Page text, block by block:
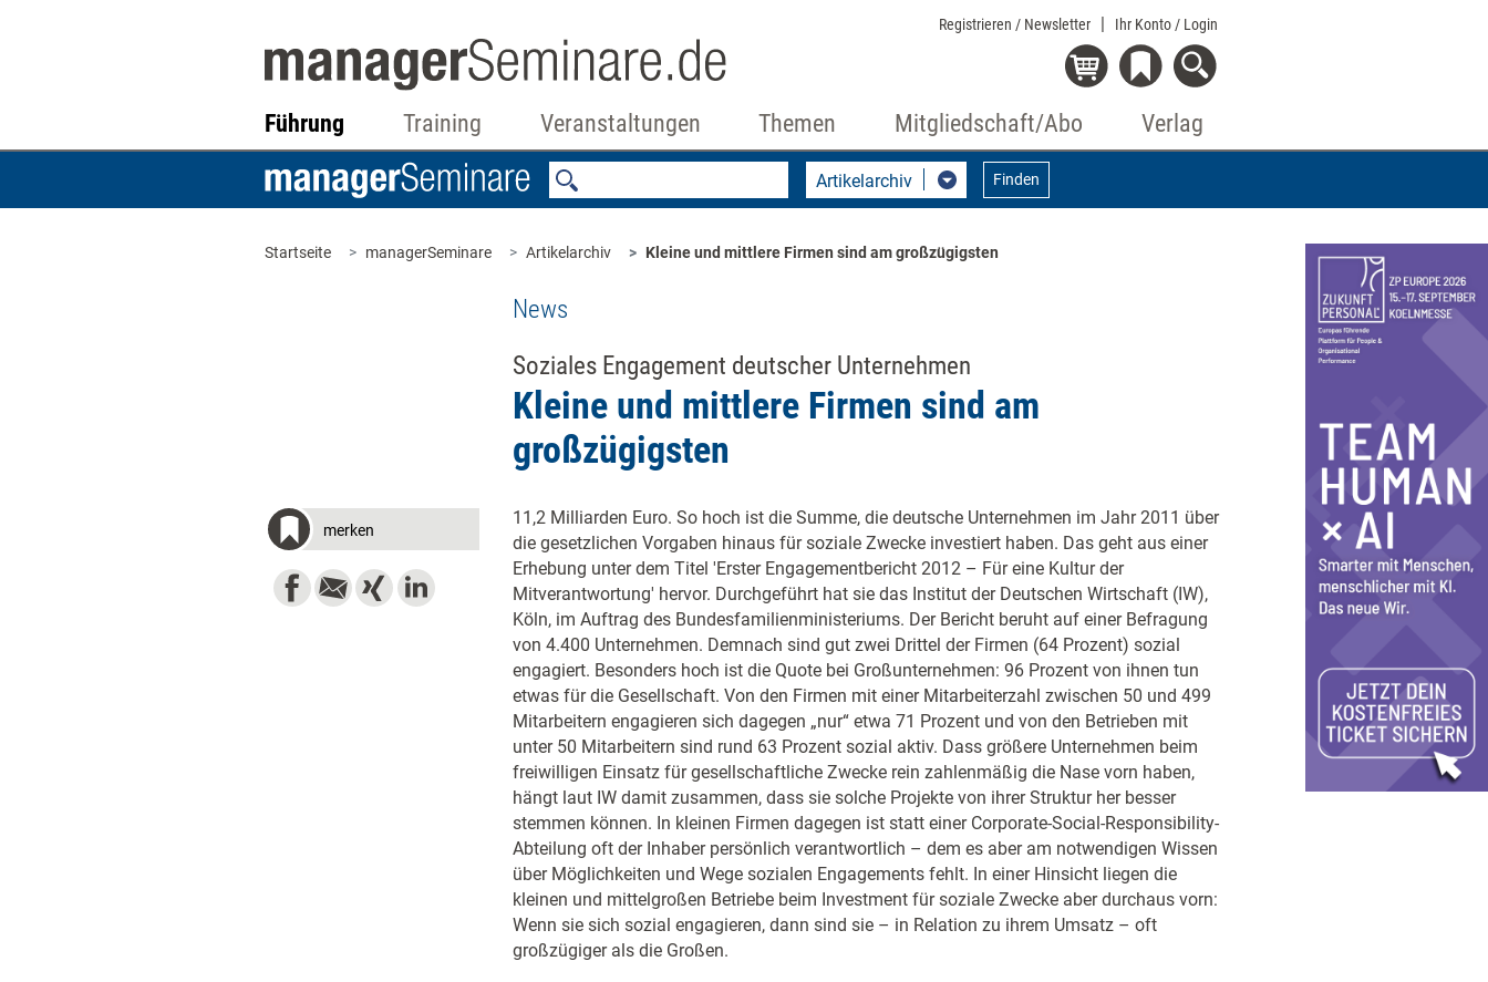
Registrieren / Newsletter Ihr Konto / Login
Führung Training Veranstaltungen Themen Mitgliedschaft/Abo Verlag
Artikelarchiv Finden
Startseite managerSeminare Artikelarchiv Kleine und mittlere Firmen sind am großzügigsten
News
Soziales Engagement deutscher Unternehmen
Kleine und mittlere Firmen sind am
großzügigsten
merken
11,2 Milliarden Euro. So hoch ist die Summe, die deutsche Unternehmen im Jahr 2011 über
die gesetzlichen Vorgaben hinaus für soziale Zwecke investiert haben. Das geht aus einer
Erhebung unter dem Titel 'Erster Engagementbericht 2012 – Für eine Kultur der
Mitverantwortung' hervor. Durchgeführt hat sie das Institut der Deutschen Wirtschaft (IW),
Köln, im Auftrag des Bundesfamilienministeriums. Der Bericht beruht auf einer Befragung
von 4.400 Unternehmen. Demnach sind gut zwei Drittel der Firmen (64 Prozent) sozial
engagiert. Besonders hoch ist die Quote bei Großunternehmen: 96 Prozent von ihnen tun
etwas für die Gesellschaft. Von den Firmen mit einer Mitarbeiterzahl zwischen 50 und 499
Mitarbeitern engagieren sich dagegen „nur“ etwa 71 Prozent und von den Betrieben mit
unter 50 Mitarbeitern sind rund 63 Prozent sozial aktiv. Dass größere Unternehmen beim
freiwilligen Einsatz für gesellschaftliche Zwecke rein zahlenmäßig die Nase vorn haben,
hängt laut IW damit zusammen, dass sie solche Projekte von ihrer Struktur her besser
stemmen können. In kleinen Firmen dagegen ist statt einer Corporate-Social-Responsibility-
Abteilung oft der Inhaber persönlich verantwortlich – dem es aber am notwendigen Wissen
über Möglichkeiten und Wege sozialen Engagements fehlt. In einer Hinsicht liegen die
kleinen und mittelgroßen Betriebe beim Investment für soziale Zwecke aber durchaus vorn:
Wenn sie sich sozial engagieren, dann sind sie – in Relation zu ihrem Umsatz – oft
großzügiger als die Großen.